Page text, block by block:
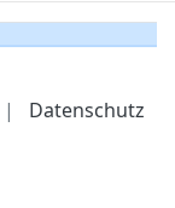
| Datenschutz